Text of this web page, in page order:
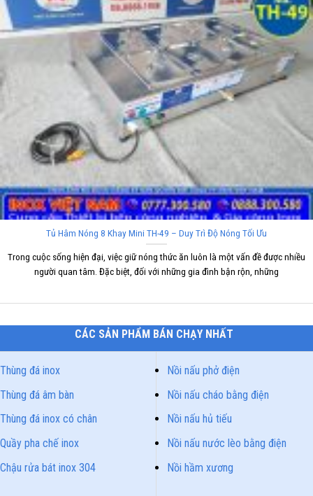
Tủ Hâm Nóng 8 Khay Mini TH-49 – Duy Trì Độ Nóng Tối Ưu
Trong cuộc sống hiện đại, việc giữ nóng thức ăn luôn là một vấn đề được nhiều
người quan tâm. Đặc biệt, đối với những gia đình bận rộn, những
CÁC SẢN PHẨM BÁN CHẠY NHẤT
Thùng đá inox
Thùng đá âm bàn
Thùng đá inox có chân
Quầy pha chế inox
Chậu rửa bát inox 304
Nồi nấu phở điện
Nồi nấu cháo bằng điện
Nồi nấu hủ tiếu
Nồi nấu nước lèo bằng điện
Nồi hầm xương